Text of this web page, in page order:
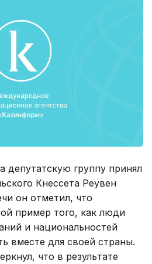
депутатскую группу принял
Кнессета Реувен
он отметил, что
пример того, как люди
и национальностей
вместе для своей страны.
что в результате